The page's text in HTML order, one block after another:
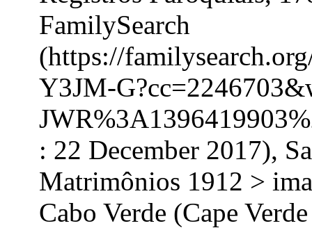
FamilySearch
(https://
Y3JM-
: 22 December 2017),
Matrimônios 1912 >
Cabo Verde (Cape